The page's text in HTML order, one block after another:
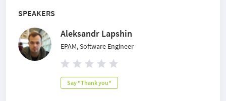
SPEAKERS
Aleksandr Lapshin
EPAM, Software Engineer
Say "Thank you"